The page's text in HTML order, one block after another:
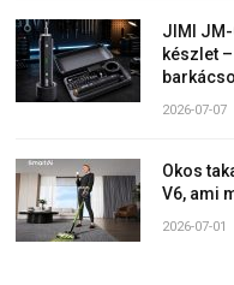
JIMI
készlet
2026-07-07
Okos
V6, ami
2026-07-01